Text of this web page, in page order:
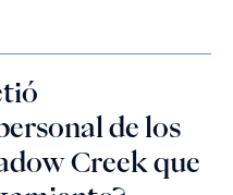
de los
Creek que